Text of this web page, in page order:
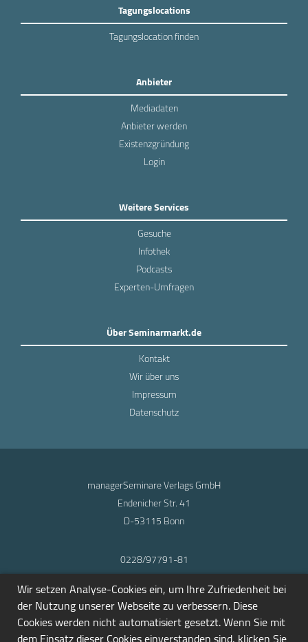
Tagungslocations
Tagungslocation finden
Anbieter
Mediadaten
Anbieter werden
Existenzgründung
Login
Weitere Services
Gesuche
Infothek
Podcasts
Experten-Umfragen
Über Seminarmarkt.de
Kontakt
Wir über uns
Impressum
Datenschutz
managerSeminare Verlags GmbH
Endenicher Str. 41
D-53115 Bonn
0228/97791-81
info@seminarmarkt.de
© 2001-2026
Wir setzen Analyse-Cookies ein, um Ihre Zufriedenheit bei
der Nutzung unserer Webseite zu verbessern. Diese
Cookies werden nicht automatisiert gesetzt. Wenn Sie mit